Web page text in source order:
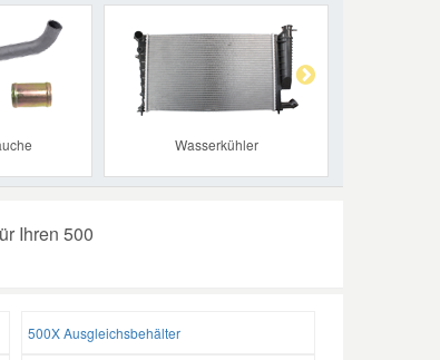
Wasserkühler
Next
Ihren 500
500X Ausgleichsbehälter